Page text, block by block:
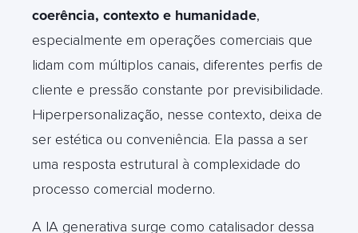
coerência, contexto e humanidade,
especialmente em operações comerciais que
lidam com múltiplos canais, diferentes perfis de
cliente e pressão constante por previsibilidade.
Hiperpersonalização, nesse contexto, deixa de
ser estética ou conveniência. Ela passa a ser
uma resposta estrutural à complexidade do
processo comercial moderno.
A IA generativa surge como catalisador dessa